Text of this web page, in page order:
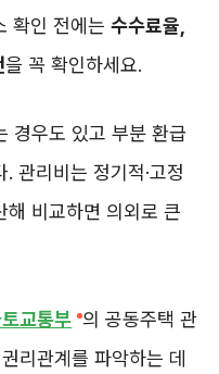
확인 전에는 수수료율,
을 꼭 확인하세요.
경우도 있고 부분 환급
관리비는 정기적·고정
해 비교하면 의외로 큰
교통부 의 공동주택 관
리관계를 파악하는 데